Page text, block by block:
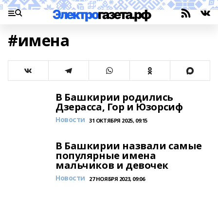
#имена
В Башкирии родились
Дзерасса, Гор и Юзорсиф
Новости 31 ОКТЯБРЯ 2025, 09:15
В Башкирии назвали самые
популярные имена
мальчиков и девочек
Новости 27 НОЯБРЯ 2023, 09:06